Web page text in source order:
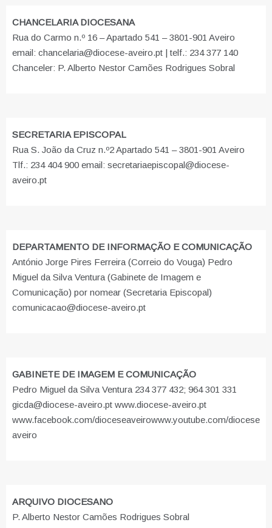
CHANCELARIA DIOCESANA
Rua do Carmo n.º 16 – Apartado 541 – 3801-901 Aveiro
email: chancelaria@diocese-aveiro.pt | telf.: 234 377 140
Chanceler: P. Alberto Nestor Camões Rodrigues Sobral
SECRETARIA EPISCOPAL
Rua S. João da Cruz n.º2 Apartado 541 – 3801-901 Aveiro
Tlf.: 234 404 900 email: secretariaepiscopal@diocese-
aveiro.pt
DEPARTAMENTO DE INFORMAÇÃO E COMUNICAÇÃO
António Jorge Pires Ferreira (Correio do Vouga) Pedro
Miguel da Silva Ventura (Gabinete de Imagem e
Comunicação) por nomear (Secretaria Episcopal)
comunicacao@diocese-aveiro.pt
GABINETE DE IMAGEM E COMUNICAÇÃO
Pedro Miguel da Silva Ventura 234 377 432; 964 301 331
gicda@diocese-aveiro.pt www.diocese-aveiro.pt
www.facebook.com/dioceseaveirowww.youtube.com/diocese
aveiro
ARQUIVO DIOCESANO
P. Alberto Nestor Camões Rodrigues Sobral